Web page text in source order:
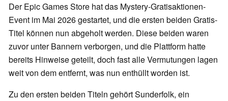
Der Epic Games Store hat das Mystery-Gratisaktionen-
Event im Mai 2026 gestartet, und die ersten beiden Gratis-
Titel können nun abgeholt werden. Diese beiden waren
zuvor unter Bannern verborgen, und die Plattform hatte
bereits Hinweise geteilt, doch fast alle Vermutungen lagen
weit von dem entfernt, was nun enthüllt worden ist.
Zu den ersten beiden Titeln gehört Sunderfolk, ein